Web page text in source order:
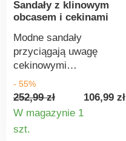
Sandały z klinowym
obcasem i cekinami
Modne sandały
przyciągają uwagę
cekinowymi
zdobieniami... dla
odrobiny oryginalności!
Zamszowe sandały mają
skrzyżowane paski z
przodu ozdobione
- 55%
252,99 zł
106,99 zł
W magazynie 1
szt.